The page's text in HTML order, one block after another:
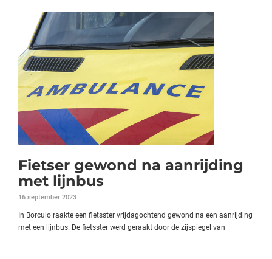
Fietser gewond na aanrijding
met lijnbus
16 september 2023
In Borculo raakte een fietsster vrijdagochtend gewond na een aanrijding
met een lijnbus. De fietsster werd geraakt door de zijspiegel van